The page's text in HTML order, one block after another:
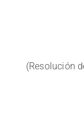
(Resolución